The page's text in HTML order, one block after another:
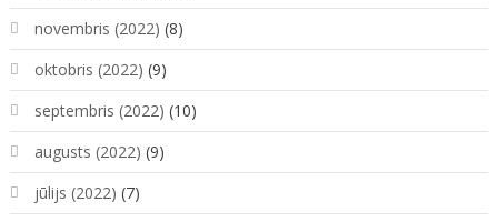
novembris (2022) (8)
oktobris (2022) (9)
septembris (2022) (10)
augusts (2022) (9)
jūlijs (2022) (7)